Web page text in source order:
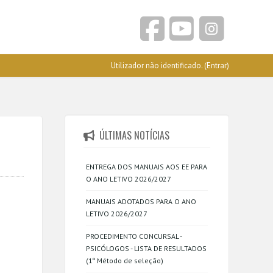
Utilizador não identificado. (Entrar)
ÚLTIMAS NOTÍCIAS
ENTREGA DOS MANUAIS AOS EE PARA
O ANO LETIVO 2026/2027
MANUAIS ADOTADOS PARA O ANO
LETIVO 2026/2027
PROCEDIMENTO CONCURSAL -
PSICÓLOGOS - LISTA DE RESULTADOS
(1º Método de seleção)